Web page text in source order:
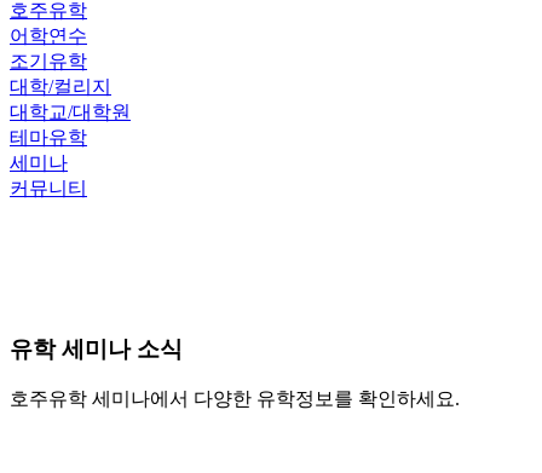
호주유학
어학연수
조기유학
대학/컬리지
대학교/대학원
테마유학
세미나
커뮤니티
유학세미나 소식
호주유학 세미나에서 다양한 유학정보를 확인하세요.